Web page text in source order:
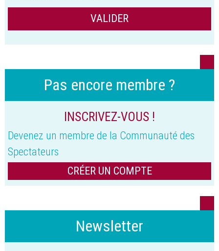
Pas encore membre ?
INSCRIVEZ-VOUS !
Devenez un membre de la Communauté des
Spectateurs
CRÉER UN COMPTE
Newsletter